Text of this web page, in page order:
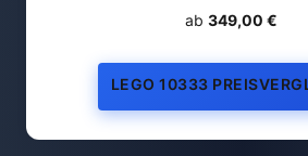
ab 349,00 €
LEGO 10333